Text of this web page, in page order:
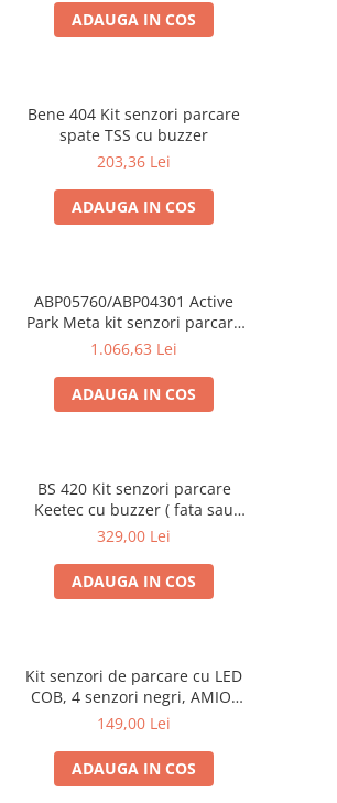
ADAUGA IN COS
Bene 404 Kit senzori parcare
spate TSS cu buzzer
203,36 Lei
ADAUGA IN COS
ABP05760/ABP04301 Active
Park Meta kit senzori parcare
spate + Interfata CAN
1.066,63 Lei
ADAUGA IN COS
BS 420 Kit senzori parcare
Keetec cu buzzer ( fata sau
spate )
329,00 Lei
ADAUGA IN COS
Kit senzori de parcare cu LED
COB, 4 senzori negri, AMIO-
02281
149,00 Lei
ADAUGA IN COS